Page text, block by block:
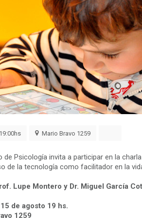
Mario Bravo 1259
de Psicología invita a participar en la
de la tecnología como facilitador en la
Lupe Montero y Dr. Miguel García
de agosto 19 hs.
1259